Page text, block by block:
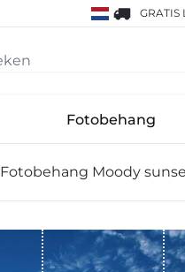
GRATIS
Fotobehang
Fotobehang Moody